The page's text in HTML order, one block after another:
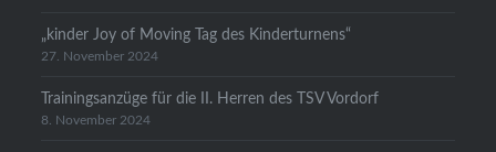
„kinder Joy of Moving Tag des Kinderturnens“
27. November 2024
Trainingsanzüge für die II. Herren des TSV Vordorf
8. November 2024